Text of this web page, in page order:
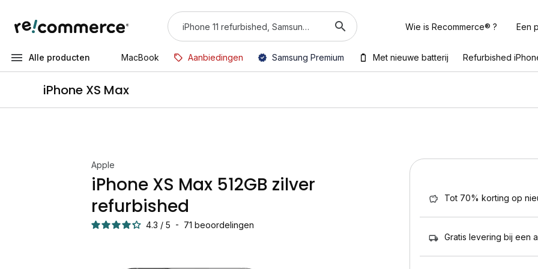
Wie is Recommerce® ? Een
Alle producten MacBook Aanbiedingen Samsung Premium Met nieuwe batterij Refurbished
iPhone XS Max
Apple
iPhone XS Max 512GB zilver
refurbished
4.3 / 5 - 71 beoordelingen
Tot 70% korting op
Gratis levering bij een